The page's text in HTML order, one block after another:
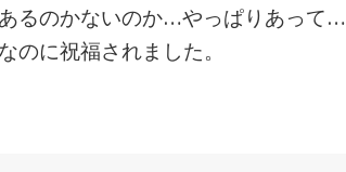
あるのかないのか…やっぱりあって…
なのに祝福されました。